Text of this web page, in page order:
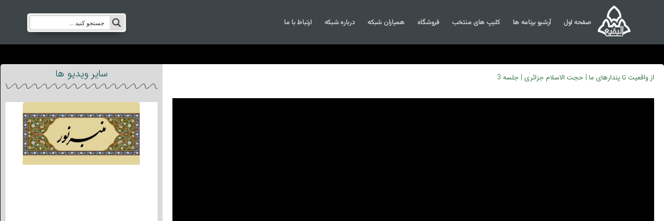
صفحه اول آرشیو برنامه ها کلیپ های منتخب فروشگاه همیاران شبکه درباره شبکه ارتباط با ما
از واقعیت تا پندارهای ما | حجت الاسلام جزائری | جلسه 3 سایر ویدیو ها